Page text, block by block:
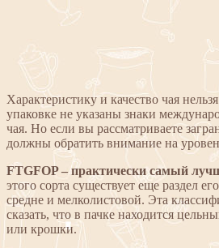
Характеристику и качество чая
упаковке не указаны знаки
чая. Но если вы рассматриваете
должны обратить внимание на
FTGFOP – практически самый
этого сорта существует еще раздел
средне и мелколистовой. Эта
сказать, что в пачке находится
или крошки.